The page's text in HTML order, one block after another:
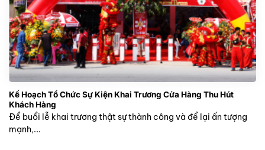
Kế Hoạch Tổ Chức Sự Kiện Khai Trương Cửa Hàng Thu Hút
Khách Hàng
Để buổi lễ khai trương thật sự thành công và để lại ấn tượng
mạnh,...